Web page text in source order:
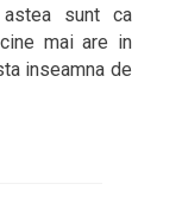
sunt ca
mai are in
inseamna de